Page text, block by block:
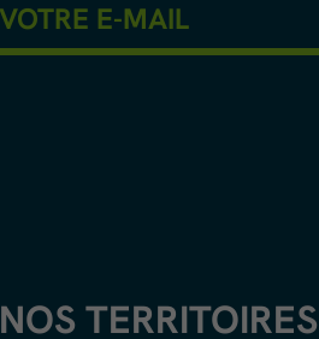
NOS TERRITOIRES